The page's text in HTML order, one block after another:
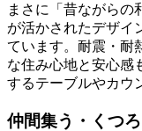
まさに「昔ながらの
が活かされたデザイ
ています。耐震・耐
な住み心地と安心感
するテーブルやカウ
仲間集う・くつ